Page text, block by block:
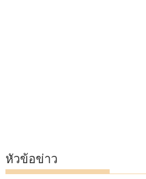
หัวข้อข่าว